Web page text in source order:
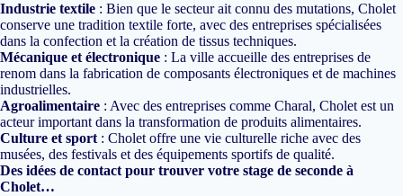
Industrie textile : Bien que le secteur ait connu des mutations, Cholet
conserve une tradition textile forte, avec des entreprises spécialisées
dans la confection et la création de tissus techniques.
Mécanique et électronique : La ville accueille des entreprises de
renom dans la fabrication de composants électroniques et de machines
industrielles.
Agroalimentaire : Avec des entreprises comme Charal, Cholet est un
acteur important dans la transformation de produits alimentaires.
Culture et sport : Cholet offre une vie culturelle riche avec des
musées, des festivals et des équipements sportifs de qualité.
Des idées de contact pour trouver votre stage de seconde à
Cholet…